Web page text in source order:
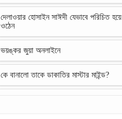
দেলাওয়ার হোসাইন সাঈদী যেভাবে পরিচিত হয়ে
ওঠেন
ভয়ঙ্কর জুয়া অনলাইনে
কে বানালো তাকে ডাকাতির মাস্টার মাইন্ড?